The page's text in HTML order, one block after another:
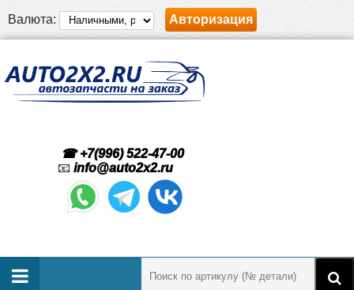
Валюта: Авторизация
☎ +7(996) 522-47-00
📧 info@auto2x2.ru